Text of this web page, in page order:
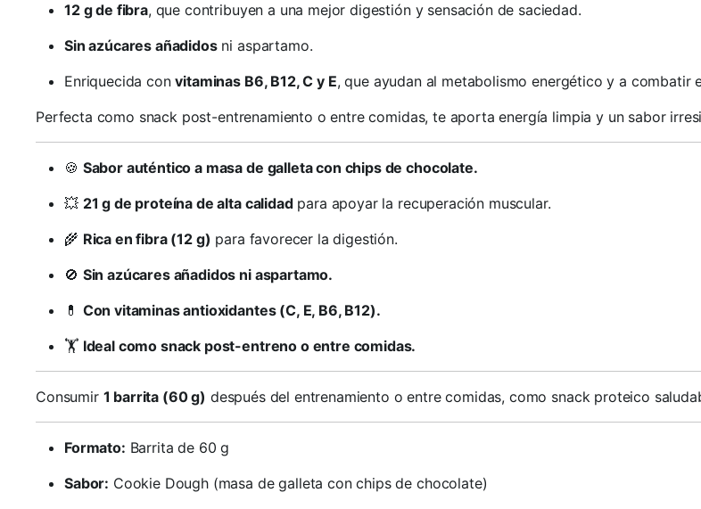
12 g de fibra, que contribuyen a una mejor digestión y sensación de saciedad.
Sin azúcares añadidosni aspartamo.
Enriquecida convitaminas B6, B12, C y E, que ayudan al metabolismo energético y a combatir
Perfecta como snack post-entrenamiento o entre comidas, te aporta energía limpia y un sabor
🍪 Sabor auténtico a masa de galleta con chips de chocolate.
💥 21 g de proteína de alta calidadpara apoyar la recuperación muscular.
🌾 Rica en fibra (12 g) para favorecer la digestión.
🚫 Sin azúcares añadidos ni aspartamo.
💊 Con vitaminas antioxidantes (C, E, B6, B12).
🏋️ Ideal como snack post-entreno o entre comidas.
Consumir 1 barrita (60 g) después del entrenamiento o entre comidas, como snack proteico
Formato: Barrita de 60 g
Sabor: Cookie Dough (masa de galleta con chips de chocolate)